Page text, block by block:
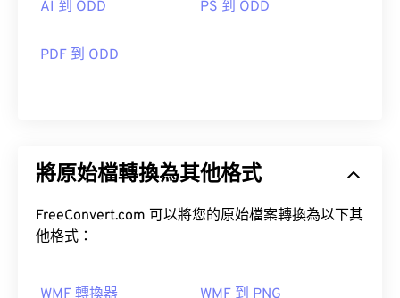
AI 到 ODD PS 到 ODD
PDF 到 ODD
將原始檔轉換為其他格式
FreeConvert.com 可以將您的原始檔案轉換為以下其
他格式：